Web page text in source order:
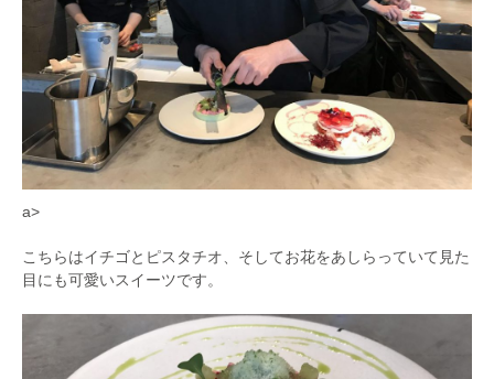
a>
こちらはイチゴとピスタチオ、そしてお花をあしらっていて見た
目にも可愛いスイーツです。